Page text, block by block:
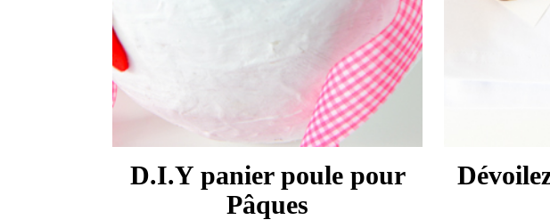
D.I.Y panier poule pour
Pâques